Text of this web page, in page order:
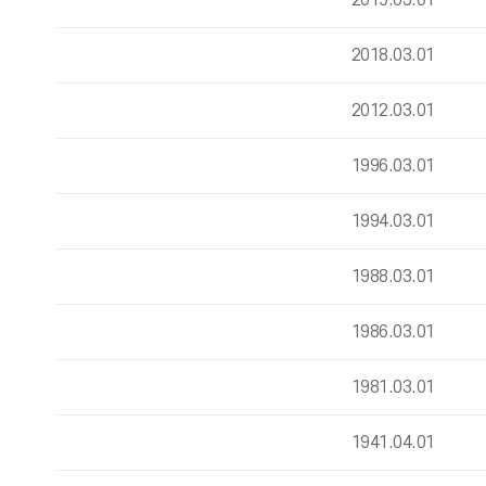
2018.03.01
2012.03.01
1996.03.01
1994.03.01
1988.03.01
1986.03.01
1981.03.01
1941.04.01